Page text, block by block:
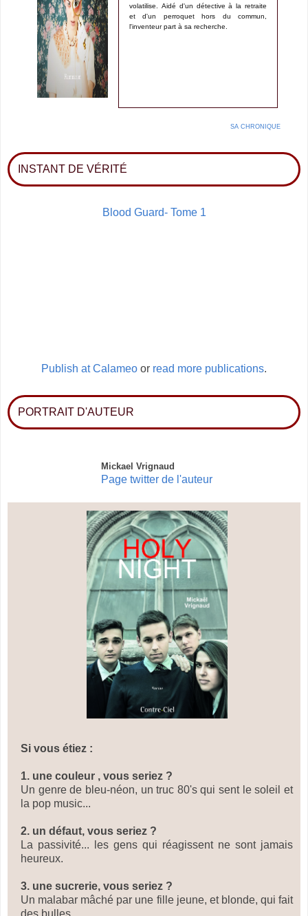
volatilise. Aidé d'un détective à la retraite
et d'un perroquet hors du commun,
l'inventeur part à sa recherche.
SA CHRONIQUE
INSTANT DE VÉRITÉ
Blood Guard- Tome 1
Publish at Calameo or read more publications.
PORTRAIT D'AUTEUR
Mickael Vrignaud
Page twitter de l'auteur
Si vous étiez :
1. une couleur , vous seriez ?
Un genre de bleu-néon, un truc 80's qui sent le soleil et
la pop music...
2. un défaut, vous seriez ?
La passivité... les gens qui réagissent ne sont jamais
heureux.
3. une sucrerie, vous seriez ?
Un malabar mâché par une fille jeune, et blonde, qui fait